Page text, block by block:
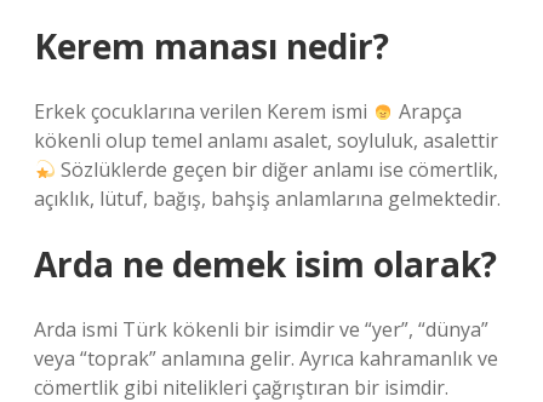
Kerem manası nedir?
Erkek çocuklarına verilen Kerem ismi
Arapça
kökenli olup temel anlamı asalet, soyluluk, asalettir
Sözlüklerde geçen bir diğer anlamı ise cömertlik,
açıklık, lütuf, bağış, bahşiş anlamlarına gelmektedir.
Arda ne demek isim olarak?
Arda ismi Türk kökenli bir isimdir ve “yer”, “dünya”
veya “toprak” anlamına gelir. Ayrıca kahramanlık ve
cömertlik gibi nitelikleri çağrıştıran bir isimdir.